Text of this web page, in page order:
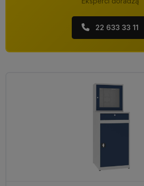
22 633 33 11